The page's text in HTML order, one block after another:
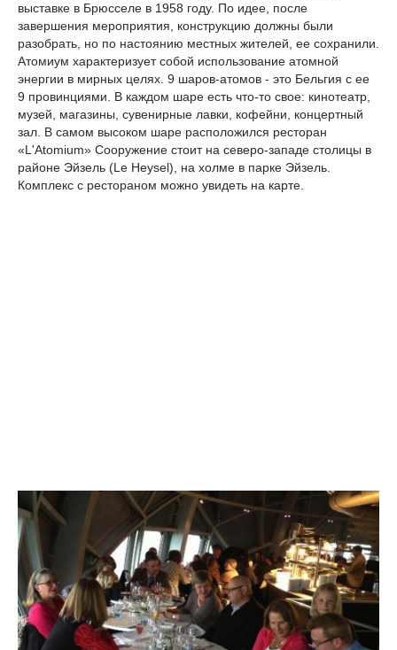
выставке в Брюсселе в 1958 году. По идее, после
завершения мероприятия, конструкцию должны были
разобрать, но по настоянию местных жителей, ее сохранили.
Атомиум характеризует собой использование атомной
энергии в мирных целях. 9 шаров-атомов - это Бельгия с ее
9 провинциями. В каждом шаре есть что-то свое: кинотеатр,
музей, магазины, сувенирные лавки, кофейни, концертный
зал. В самом высоком шаре расположился ресторан
«L'Atomium» Сооружение стоит на северо-западе столицы в
районе Эйзель (Le Heysel), на холме в парке Эйзель.
Комплекс с рестораном можно увидеть на карте.